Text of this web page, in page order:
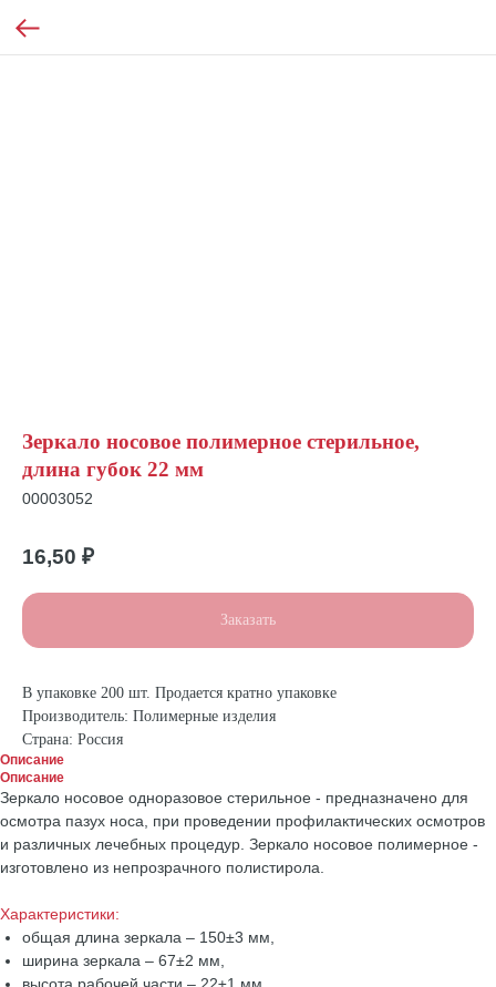
Зеркало носовое полимерное стерильное,
длина губок 22 мм
00003052
16,50 ₽
Заказать
В упаковке 200 шт. Продается кратно упаковке
Производитель: Полимерные изделия
Страна: Россия
Описание
Описание
Зеркало носовое одноразовое стерильное - предназначено для
осмотра пазух носа, при проведении профилактических осмотров
и различных лечебных процедур. Зеркало носовое полимерное -
изготовлено из непрозрачного полистирола.
Характеристики:
общая длина зеркала – 150±3 мм,
ширина зеркала – 67±2 мм,